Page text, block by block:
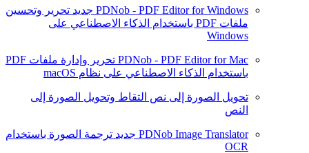
PDNob - PDF Editor for Windows جديد تحرير وتحسين
ملفات PDF باستخدام الذكاء الاصطناعي على
Windows
PDNob - PDF Editor for Mac
تحرير وإدارة ملفات PDF
باستخدام الذكاء الاصطناعي على نظام macOS
تحويل الصورة إلى نص التقاط وتحويل الصورة إلى
النص
PDNob Image Translator جديد ترجمة الصورة باستخدام
OCR